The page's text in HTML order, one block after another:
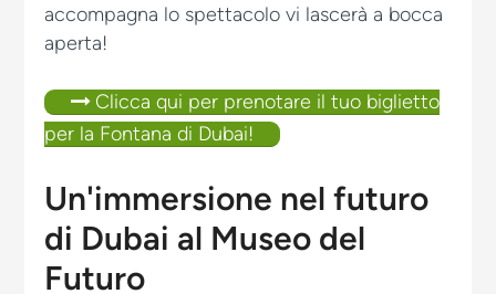
accompagna lo spettacolo vi lascerà a bocca
aperta!
Clicca qui per prenotare il tuo biglietto
per la Fontana di Dubai!
Un'immersione nel futuro
di Dubai al Museo del
Futuro